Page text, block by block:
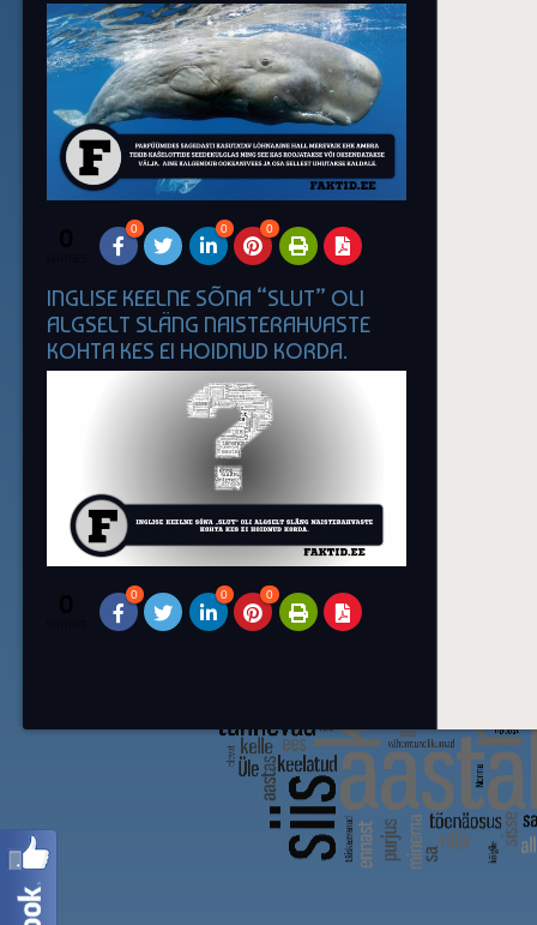
0 0 0 0
INGLISE KEELNE SÕNA “SLUT” OLI
ALGSELT SLÄNG NAISTERAHVASTE
KOHTA KES EI HOIDNUD KORDA.
0 0 0 0